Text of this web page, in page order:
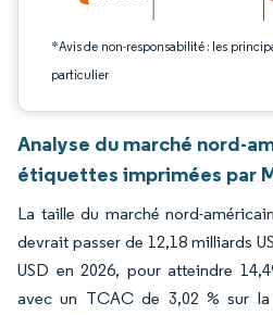
*Avis de non-responsabilité : les
particulier
Analyse du marché nord-
étiquettes imprimées par
La taille du marché nord-
devrait passer de 12,18 milliards
USD en 2026, pour atteindre
avec un TCAC de 3,02 % sur la